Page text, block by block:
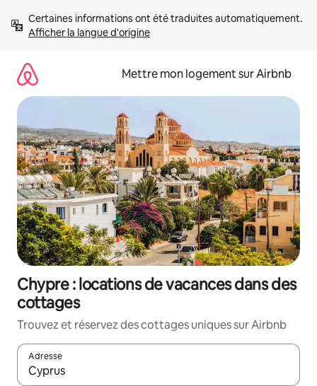
directement
Afficher la langue d'origine
Mettre mon logement sur Airbnb
Chypre : locations de vacances dans des
cottages
Trouvez et réservez des cottages uniques sur Airbnb
Adresse
Lorsque les résultats s'affichent, utilisez les flèches vers le